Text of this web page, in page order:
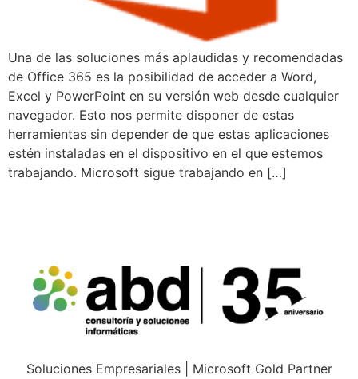
Una de las soluciones más aplaudidas y recomendadas
de Office 365 es la posibilidad de acceder a Word,
Excel y PowerPoint en su versión web desde cualquier
navegador. Esto nos permite disponer de estas
herramientas sin depender de que estas aplicaciones
estén instaladas en el dispositivo en el que estemos
trabajando. Microsoft sigue trabajando en […]
Soluciones Empresariales | Microsoft Gold Partner